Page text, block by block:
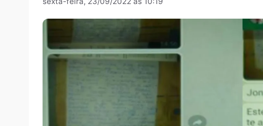
G1 RO
sexta-feira, 23/09/2022 às 10:19